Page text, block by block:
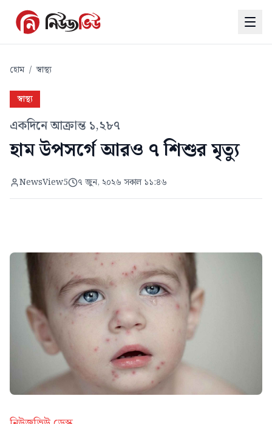
হোম / স্বাস্থ্য
স্বাস্থ্য
একদিনে আক্রান্ত ১,২৮৭
হাম উপসর্গে আরও ৭ শিশুর মৃত্যু
NewsView5 ৭ জুন, ২০২৬ সকাল ১১:৪৬